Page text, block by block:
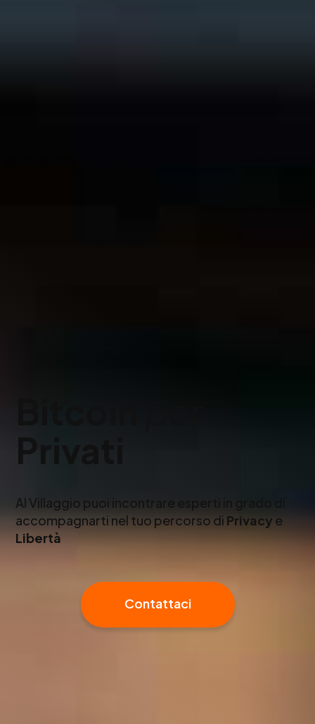
Privati
Al Villaggio puoi incontrare esperti in grado di
accompagnarti nel tuo percorso di Privacy e
Libertà
Contattaci